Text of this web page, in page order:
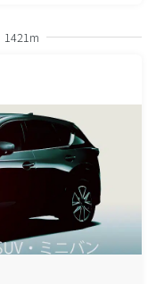
1421m